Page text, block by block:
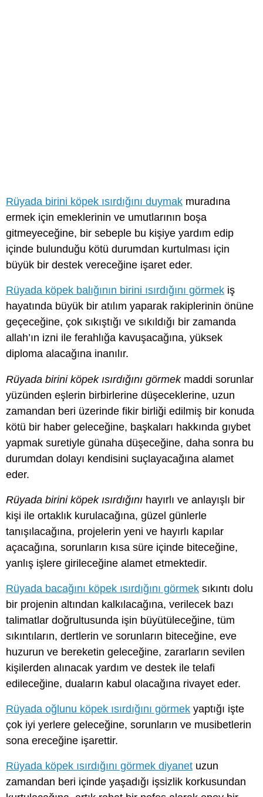
Rüyada birini köpek ısırdığını duymak muradına
ermek için emeklerinin ve umutlarının boşa
gitmeyeceğine, bir sebeple bu kişiye yardım edip
içinde bulunduğu kötü durumdan kurtulması için
büyük bir destek vereceğine işaret eder.
Rüyada köpek balığının birini ısırdığını görmek iş
hayatında büyük bir atılım yaparak rakiplerinin önüne
geçeceğine, çok sıkıştığı ve sıkıldığı bir zamanda
allah’ın izni ile ferahlığa kavuşacağına, yüksek
diploma alacağına inanılır.
Rüyada birini köpek ısırdığını görmekmaddi sorunlar
yüzünden eşlerin birbirlerine düşeceklerine, uzun
zamandan beri üzerinde fikir birliği edilmiş bir konuda
kötü bir haber geleceğine, başkaları hakkında gıybet
yapmak suretiyle günaha düşeceğine, daha sonra bu
durumdan dolayı kendisini suçlayacağına alamet
eder.
Rüyada birini köpek ısırdığını hayırlı ve anlayışlı bir
kişi ile ortaklık kurulacağına, güzel günlerle
tanışılacağına, projelerin yeni ve hayırlı kapılar
açacağına, sorunların kısa süre içinde biteceğine,
yanlış işlere girileceğine alamet etmektedir.
Rüyada bacağını köpek ısırdığını görmek sıkıntı dolu
bir projenin altından kalkılacağına, verilecek bazı
talimatlar doğrultusunda işin büyütüleceğine, tüm
sıkıntıların, dertlerin ve sorunların biteceğine, eve
huzurun ve bereketin geleceğine, zararların sevilen
kişilerden alınacak yardım ve destek ile telafi
edileceğine, duaların kabul olacağına rivayet eder.
Rüyada oğlunu köpek ısırdığını görmek yaptığı işte
çok iyi yerlere geleceğine, sorunların ve musibetlerin
sona ereceğine işarettir.
Rüyada köpek ısırdığını görmek diyanet uzun
zamandan beri içinde yaşadığı işsizlik korkusundan